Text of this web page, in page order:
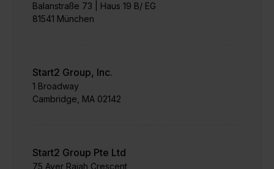
Balanstraße 73 | Haus 19 B/ EG
81541 München
Start2 Group, Inc.
1 Broadway
Cambridge, MA 02142
Start2 Group Pte Ltd
75 Ayer Rajah Crescent